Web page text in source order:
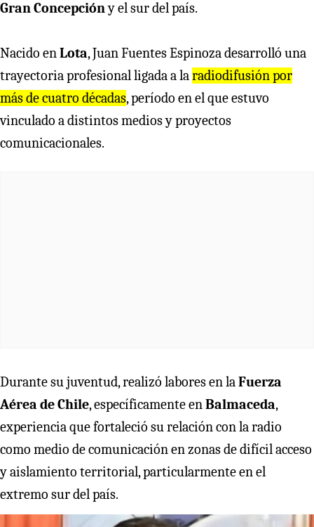
Gran Concepcióny el sur del país.
Nacido enLota, Juan Fuentes Espinoza desarrolló una
trayectoria profesional ligada a laradiodifusión por
más de cuatro décadas, período en el que estuvo
vinculado a distintos medios y proyectos
comunicacionales.
Durante su juventud, realizó labores en laFuerza
Aérea de Chile, específicamente enBalmaceda,
experiencia que fortaleció su relación con la radio
como medio de comunicación en zonas de difícil acceso
y aislamiento territorial, particularmente en el
extremo sur del país.